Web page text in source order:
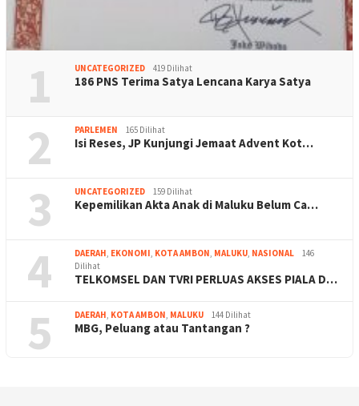
1 UNCATEGORIZED 419 Dilihat
186 PNS Terima Satya Lencana Karya Satya
2 PARLEMEN 165 Dilihat
Isi Reses, JP Kunjungi Jemaat Advent Kot…
3 UNCATEGORIZED 159 Dilihat
Kepemilikan Akta Anak di Maluku Belum Ca…
4 DAERAH, EKONOMI, KOTA AMBON, MALUKU, NASIONAL
146
Dilihat
TELKOMSEL DAN TVRI PERLUAS AKSES PIALA D…
5 DAERAH, KOTA AMBON, MALUKU 144 Dilihat
MBG, Peluang atau Tantangan ?